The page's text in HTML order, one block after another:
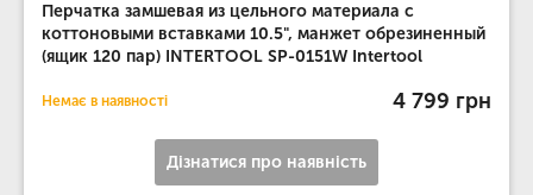
Перчатка замшевая из цельного материала с
коттоновыми вставками 10.5", манжет обрезиненный
(ящик 120 пар) INTERTOOL SP-0151W Intertool
Немає в наявності 4 799 грн
Дізнатися про наявність